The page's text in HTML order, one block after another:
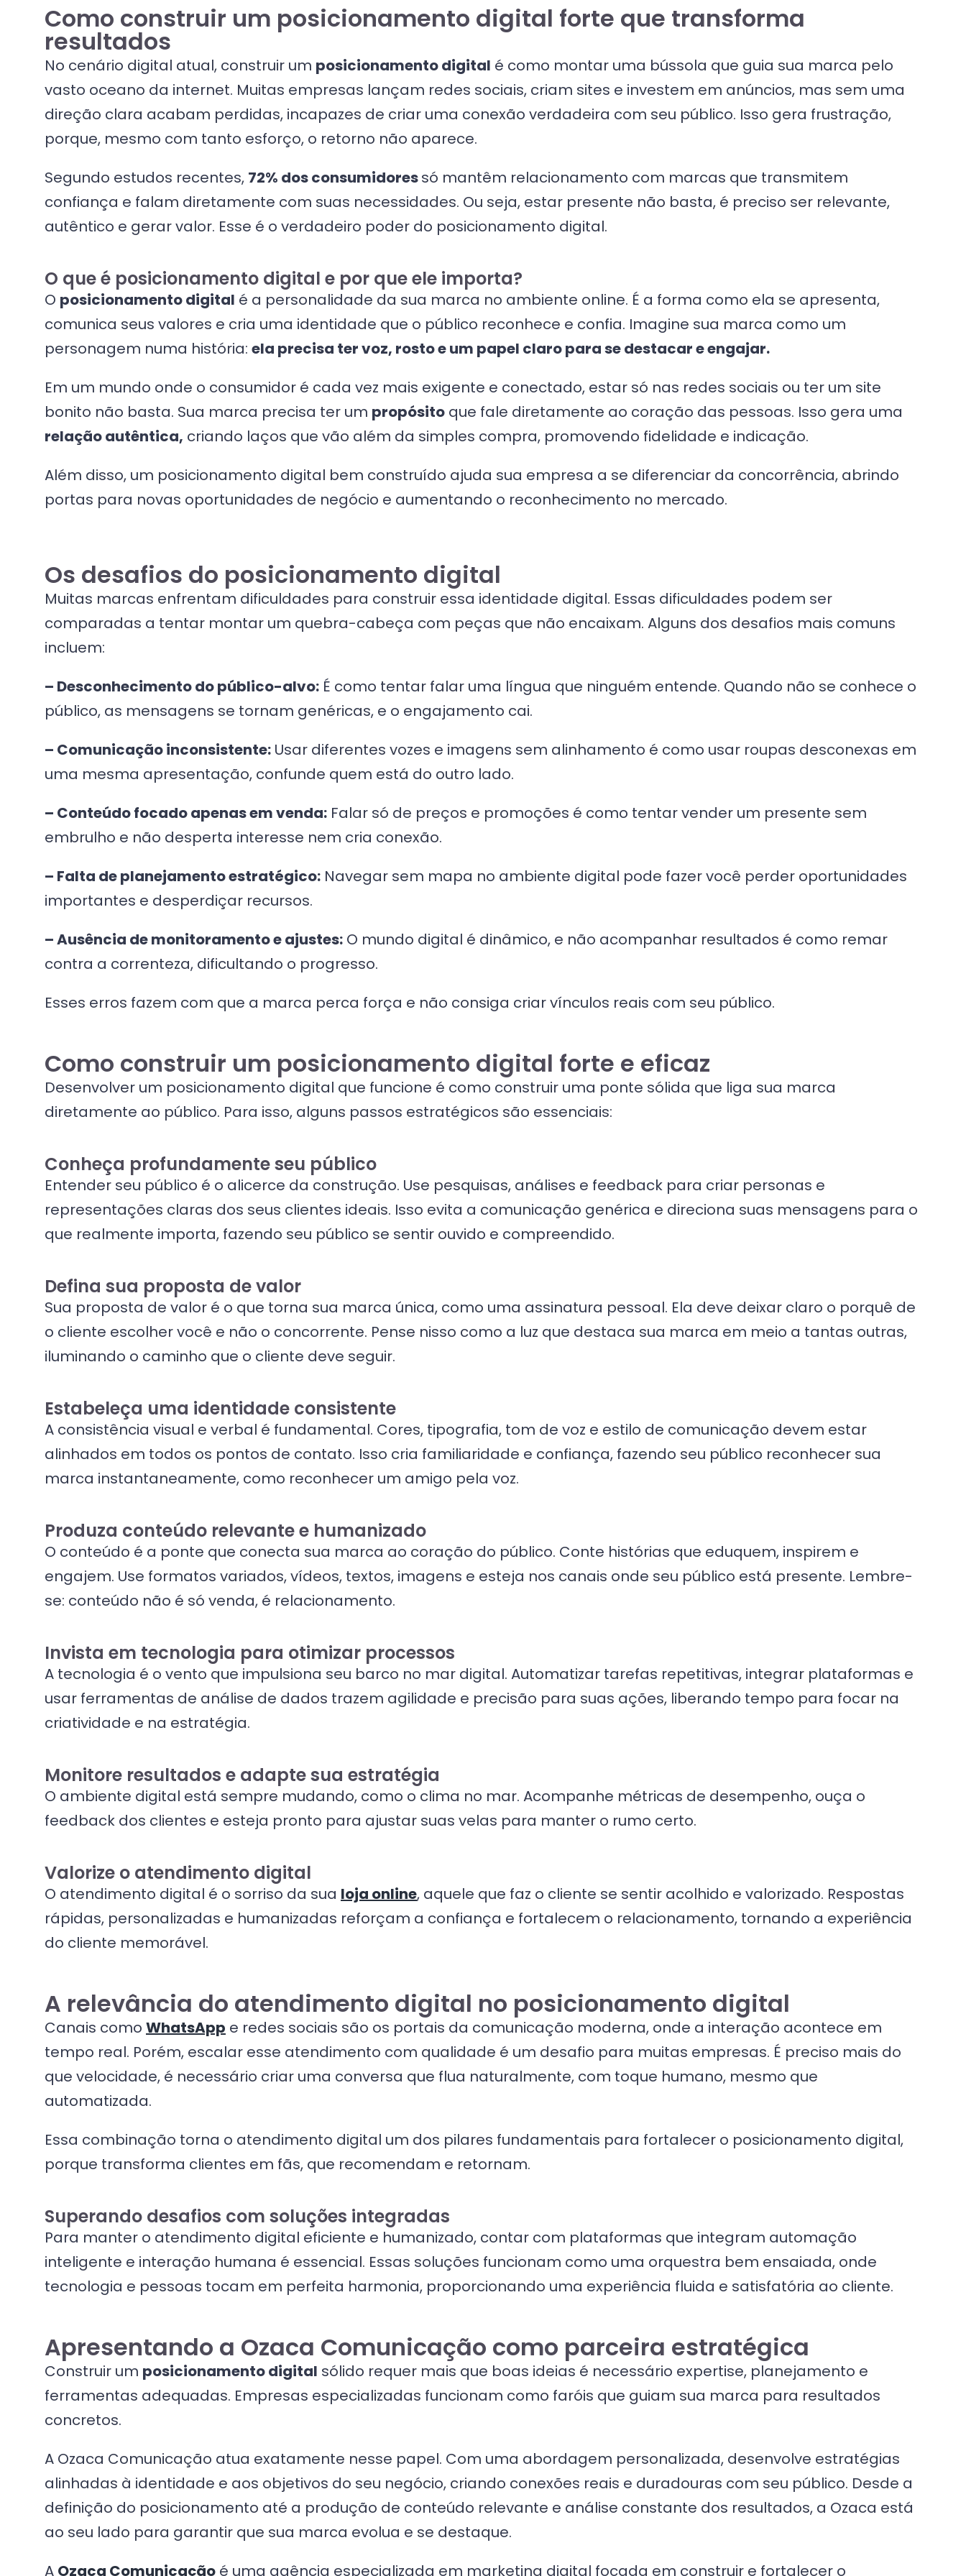
Como construir um posicionamento digital forte que transforma
resultados
No cenário digital atual, construir um posicionamento digital é como montar uma bússola que guia sua marca pelo
vasto oceano da internet. Muitas empresas lançam redes sociais, criam sites e investem em anúncios, mas sem uma
direção clara acabam perdidas, incapazes de criar uma conexão verdadeira com seu público. Isso gera frustração,
porque, mesmo com tanto esforço, o retorno não aparece.
Segundo estudos recentes, 72% dos consumidoressó mantêm relacionamento com marcas que transmitem
confiança e falam diretamente com suas necessidades. Ou seja, estar presente não basta, é preciso ser relevante,
autêntico e gerar valor. Esse é o verdadeiro poder do posicionamento digital.
O que é posicionamento digital e por que ele importa?
O posicionamento digital é a personalidade da sua marca no ambiente online. É a forma como ela se apresenta,
comunica seus valores e cria uma identidade que o público reconhece e confia. Imagine sua marca como um
personagem numa história: ela precisa ter voz, rosto e um papel claro para se destacar e engajar.
Em um mundo onde o consumidor é cada vez mais exigente e conectado, estar só nas redes sociais ou ter um site
bonito não basta. Sua marca precisa ter um propósito que fale diretamente ao coração das pessoas. Isso gera uma
relação autêntica, criando laços que vão além da simples compra, promovendo fidelidade e indicação.
Além disso, um posicionamento digital bem construído ajuda sua empresa a se diferenciar da concorrência, abrindo
portas para novas oportunidades de negócio e aumentando o reconhecimento no mercado.
Os desafios do posicionamento digital
Muitas marcas enfrentam dificuldades para construir essa identidade digital. Essas dificuldades podem ser
comparadas a tentar montar um quebra-cabeça com peças que não encaixam. Alguns dos desafios mais comuns
incluem:
– Desconhecimento do público-alvo: É como tentar falar uma língua que ninguém entende. Quando não se conhece o
público, as mensagens se tornam genéricas, e o engajamento cai.
– Comunicação inconsistente: Usar diferentes vozes e imagens sem alinhamento é como usar roupas desconexas em
uma mesma apresentação, confunde quem está do outro lado.
– Conteúdo focado apenas em venda: Falar só de preços e promoções é como tentar vender um presente sem
embrulho e não desperta interesse nem cria conexão.
– Falta de planejamento estratégico: Navegar sem mapa no ambiente digital pode fazer você perder oportunidades
importantes e desperdiçar recursos.
– Ausência de monitoramento e ajustes: O mundo digital é dinâmico, e não acompanhar resultados é como remar
contra a correnteza, dificultando o progresso.
Esses erros fazem com que a marca perca força e não consiga criar vínculos reais com seu público.
Como construir um posicionamento digital forte e eficaz
Desenvolver um posicionamento digital que funcione é como construir uma ponte sólida que liga sua marca
diretamente ao público. Para isso, alguns passos estratégicos são essenciais:
Conheça profundamente seu público
Entender seu público é o alicerce da construção. Use pesquisas, análises e feedback para criar personas e
representações claras dos seus clientes ideais. Isso evita a comunicação genérica e direciona suas mensagens para o
que realmente importa, fazendo seu público se sentir ouvido e compreendido.
Defina sua proposta de valor
Sua proposta de valor é o que torna sua marca única, como uma assinatura pessoal. Ela deve deixar claro o porquê de
o cliente escolher você e não o concorrente. Pense nisso como a luz que destaca sua marca em meio a tantas outras,
iluminando o caminho que o cliente deve seguir.
Estabeleça uma identidade consistente
A consistência visual e verbal é fundamental. Cores, tipografia, tom de voz e estilo de comunicação devem estar
alinhados em todos os pontos de contato. Isso cria familiaridade e confiança, fazendo seu público reconhecer sua
marca instantaneamente, como reconhecer um amigo pela voz.
Produza conteúdo relevante e humanizado
O conteúdo é a ponte que conecta sua marca ao coração do público. Conte histórias que eduquem, inspirem e
engajem. Use formatos variados, vídeos, textos, imagens e esteja nos canais onde seu público está presente. Lembre-
se: conteúdo não é só venda, é relacionamento.
Invista em tecnologia para otimizar processos
A tecnologia é o vento que impulsiona seu barco no mar digital. Automatizar tarefas repetitivas, integrar plataformas e
usar ferramentas de análise de dados trazem agilidade e precisão para suas ações, liberando tempo para focar na
criatividade e na estratégia.
Monitore resultados e adapte sua estratégia
O ambiente digital está sempre mudando, como o clima no mar. Acompanhe métricas de desempenho, ouça o
feedback dos clientes e esteja pronto para ajustar suas velas para manter o rumo certo.
Valorize o atendimento digital
O atendimento digital é o sorriso da sua loja online, aquele que faz o cliente se sentir acolhido e valorizado. Respostas
rápidas, personalizadas e humanizadas reforçam a confiança e fortalecem o relacionamento, tornando a experiência
do cliente memorável.
A relevância do atendimento digital no posicionamento digital
Canais como WhatsApp e redes sociais são os portais da comunicação moderna, onde a interação acontece em
tempo real. Porém, escalar esse atendimento com qualidade é um desafio para muitas empresas. É preciso mais do
que velocidade, é necessário criar uma conversa que flua naturalmente, com toque humano, mesmo que
automatizada.
Essa combinação torna o atendimento digital um dos pilares fundamentais para fortalecer o posicionamento digital,
porque transforma clientes em fãs, que recomendam e retornam.
Superando desafios com soluções integradas
Para manter o atendimento digital eficiente e humanizado, contar com plataformas que integram automação
inteligente e interação humana é essencial. Essas soluções funcionam como uma orquestra bem ensaiada, onde
tecnologia e pessoas tocam em perfeita harmonia, proporcionando uma experiência fluida e satisfatória ao cliente.
Apresentando a Ozaca Comunicação como parceira estratégica
Construir um posicionamento digital sólido requer mais que boas ideias é necessário expertise, planejamento e
ferramentas adequadas. Empresas especializadas funcionam como faróis que guiam sua marca para resultados
concretos.
A Ozaca Comunicação atua exatamente nesse papel. Com uma abordagem personalizada, desenvolve estratégias
alinhadas à identidade e aos objetivos do seu negócio, criando conexões reais e duradouras com seu público. Desde a
definição do posicionamento até a produção de conteúdo relevante e análise constante dos resultados, a Ozaca está
ao seu lado para garantir que sua marca evolua e se destaque.
A Ozaca Comunicação é uma agência especializada em marketing digital focada em construir e fortalecer o